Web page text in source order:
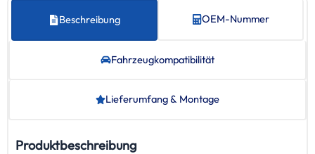
Beschreibung OEM-Nummer
Fahrzeug­kompatibilität
Lieferumfang & Montage
Produktbeschreibung